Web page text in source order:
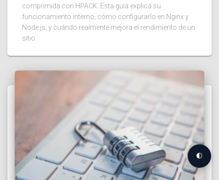
comprimida con HPACK. Esta guía explica su
funcionamiento interno, cómo configurarlo en Nginx y
Node.js, y cuándo realmente mejora el rendimiento de un
sitio.
🌓